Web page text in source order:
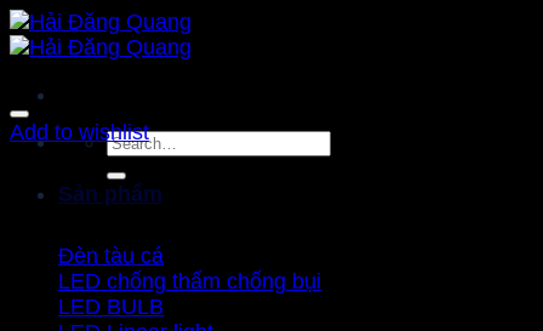
Bỏ
qua
dung
Search
Sản phẩm
Đèn tàu cá
LED chống thấm chống bụi
LED BULB
Add to wishlist